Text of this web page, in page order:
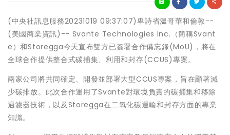
(中央社訊息服務20231019 09:37:07)卑詩省溫哥華和倫敦--
(美國商業資訊)-- Svante Technologies Inc.（簡稱Svant
e）和Storegga今天宣布雙方已簽署合作備忘錄(MoU)，將在
全球合作提供整合式碳捕集、利用和封存(CCUS)專案。
兩家公司將共同確定、開發並部署大型CCUS專案，旨在顯著減
少碳排放。此次合作運用了Svante對環境負責的碳捕集和移除
過濾器技術，以及Storegga在二氧化碳運輸和封存方面的專業
知識。